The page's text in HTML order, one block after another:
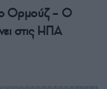
Ορμούζ – Ο
στις ΗΠΑ